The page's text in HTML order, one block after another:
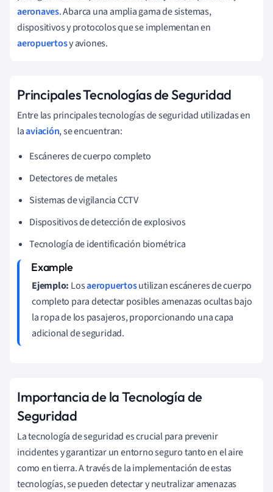
aeronaves. Abarca una amplia gama de sistemas,
dispositivos y protocolos que se implementan en
aeropuertosy aviones.
Principales Tecnologías de Seguridad
Entre las principales tecnologías de seguridad utilizadas en
laaviación, se encuentran:
Escáneres de cuerpo completo
Detectores de metales
Sistemas de vigilancia CCTV
Dispositivos de detección de explosivos
Tecnología de identificación biométrica
Ejemplo: Losaeropuertosutilizan escáneres de cuerpo
completo para detectar posibles amenazas ocultas bajo
la ropa de los pasajeros, proporcionando una capa
adicional de seguridad.
Importancia de la Tecnología de
Seguridad
La tecnología de seguridad es crucial para prevenir
incidentes y garantizar un entorno seguro tanto en el aire
como en tierra. A través de la implementación de estas
tecnologías, se pueden detectar y neutralizar amenazas